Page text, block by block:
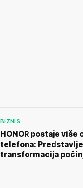
BIZNIS
HONOR postaje više
telefona:
transformacija